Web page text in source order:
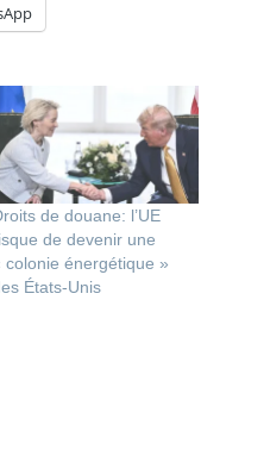
de douane: l’UE
de devenir une
colonie énergétique »
États-Unis